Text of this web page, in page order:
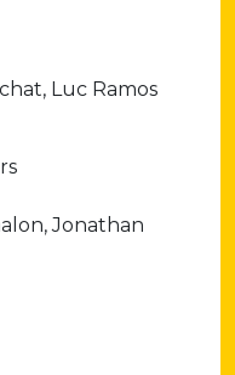
Luc Ramos
Jonathan